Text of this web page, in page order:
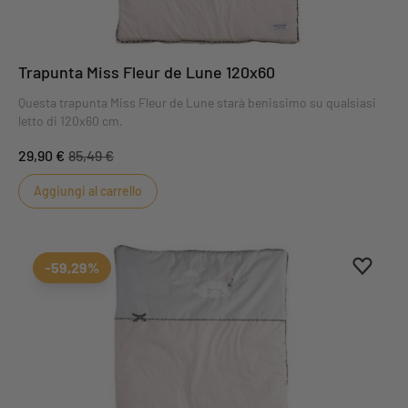
Trapunta Miss Fleur de Lune 120x60
Questa trapunta Miss Fleur de Lune starà benissimo su qualsiasi
letto di 120x60 cm.
29,90 € 85,49 €
Aggiungi al carrello
-59,29%